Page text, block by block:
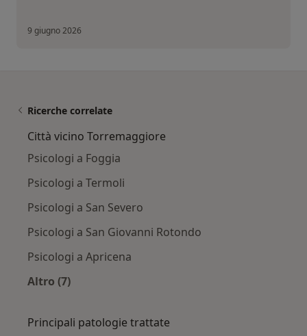
9 giugno 2026
Ricerche correlate
Città vicino Torremaggiore
Psicologi a Foggia
Psicologi a Termoli
Psicologi a San Severo
Psicologi a San Giovanni Rotondo
Psicologi a Apricena
Altro (7)
Principali patologie trattate